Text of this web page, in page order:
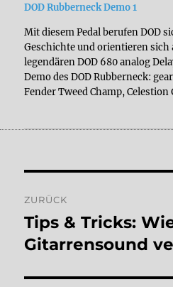
DOD Rubberneck Demo 1
Mit diesem Pedal berufen DOD
Geschichte und orientieren sich
legendären DOD 680 analog
Demo des DOD Rubberneck:
Fender Tweed Champ, Celestion
ZURÜCK
Vorheriger
Beitrag:
Tips & Tricks:
Gitarrensound